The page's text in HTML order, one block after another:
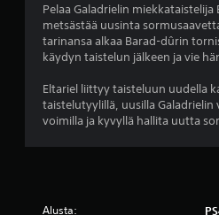
Pelaa Galadrielin miekkataistelija
metsästää uusinta
tarinansa alkaa Barad-dûrin
käydyn taistelun jälkeen ja vie
Eltariel liittyy taisteluun uudella
taistelutyylillä, uusilla
voimilla ja kyvyllä hallita uutta
Alusta: